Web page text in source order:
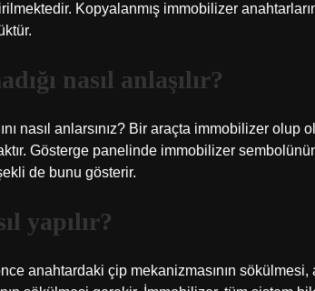
Kopyalanmış immobilizer
nasıl anlaşılır?
nasıl anlarsınız? Bir araçta immobilizer olup
Gösterge panelinde immobilizer
de bunu gösterir.
yapılır?
anahtardaki çip mekanizmasının